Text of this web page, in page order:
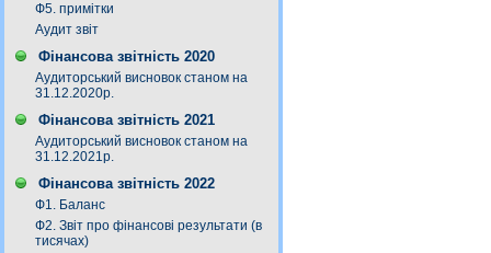
Ф5. примітки
Аудит звіт
Фінансова звітність 2020
Аудиторський висновок станом на
31.12.2020р.
Фінансова звітність 2021
Аудиторський висновок станом на
31.12.2021р.
Фінансова звітність 2022
Ф1. Баланс
Ф2. Звіт про фінансові результати (в
тисячах)